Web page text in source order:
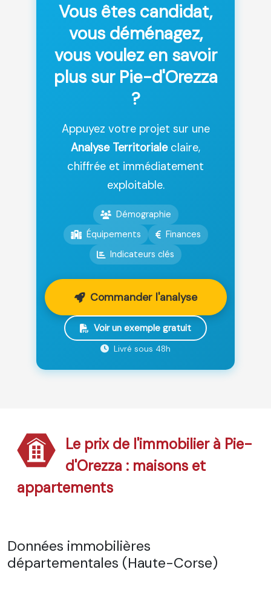
Vous êtes candidat,
vous déménagez,
vous voulez en savoir
plus sur Pie-d'Orezza
?
Appuyez votre projet sur une
Analyse Territorialeclaire,
chiffrée et immédiatement
exploitable.
Démographie
Équipements
Finances
Indicateurs clés
Commander l'analyse
Voir un exemple gratuit
Livré sous 48h
Le prix de l'immobilier à Pie-
d'Orezza : maisons et
appartements
Données immobilières
départementales (Haute-Corse)